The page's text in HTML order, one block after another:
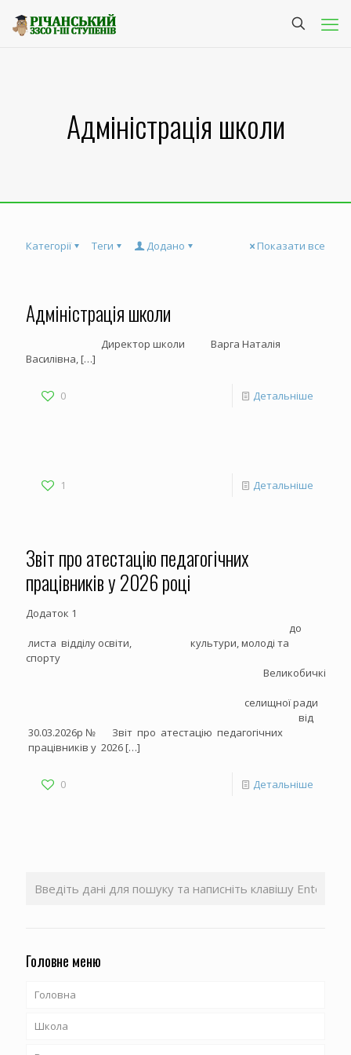
Адміністрація школи
Категорії Теги Додано Показати все
Адміністрація школи
Директор школи Варга Наталія
Василівна,[…]
0 Детальніше
1 Детальніше
Звіт про атестацію педагогічних
працівників у 2026 році
Додаток 1
до
листа відділу освіти, культури, молоді та
спорту
селищної ради
від
30.03.2026р № Звіт про атестацію педагогічних
працівників у 2026[…]
0 Детальніше
Головне меню
Головна
Школа